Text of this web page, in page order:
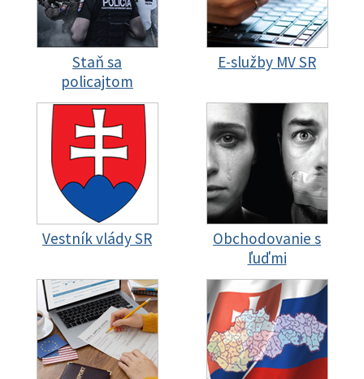
Staň sa
policajtom
E-služby MV SR
Vestník vlády SR
Obchodovanie s
ľuďmi